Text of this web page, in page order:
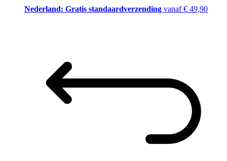
Nederland: Gratis standaardverzending vanaf € 49,90